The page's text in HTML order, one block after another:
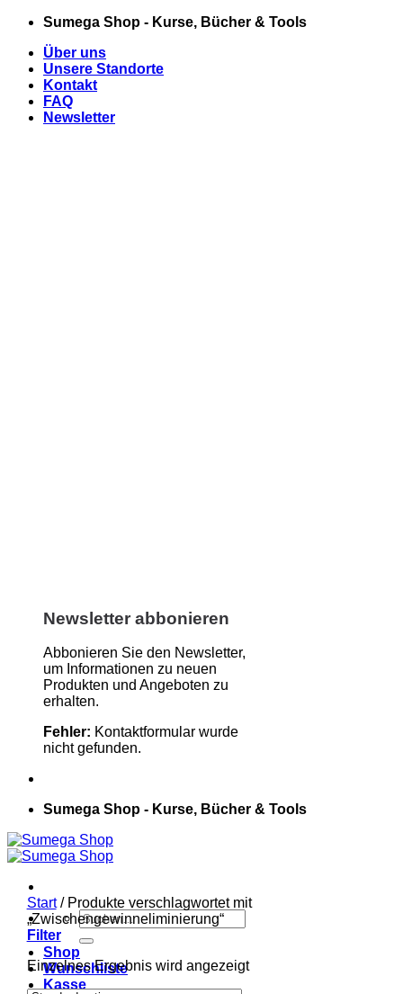
Zum
springen
Sumega Shop - Kurse, Bücher & Tools
Über uns
Unsere Standorte
Kontakt
FAQ
Newsletter
Newsletter abbonieren
Abbonieren Sie den Newsletter,
um Informationen zu neuen
Produkten und Angeboten zu
erhalten.
Fehler: Kontaktformular wurde
nicht gefunden.
Sumega Shop - Kurse, Bücher & Tools
Suchen
nach:
Shop
Wunschliste
Kasse
Start /Produkte verschlagwortet mit
„Zwischengewinneliminierung“
Filter
Einzelnes Ergebnis wird angezeigt